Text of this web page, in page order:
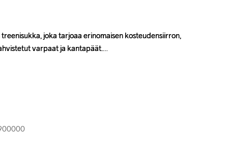
joka tarjoaa erinomaisen kosteudensiirron,
varpaat ja kantapäät.
joka tarjoaa erinomaisen kosteudensiirron,
varpaat ja kantapäät.